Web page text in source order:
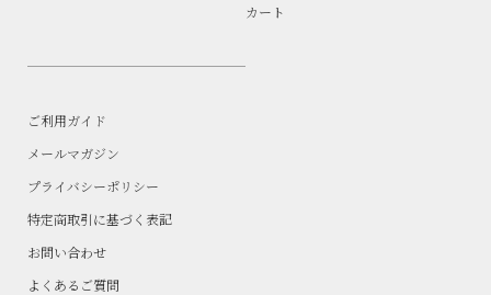
カート
ご利用ガイド
メールマガジン
プライバシーポリシー
特定商取引に基づく表記
お問い合わせ
よくあるご質問